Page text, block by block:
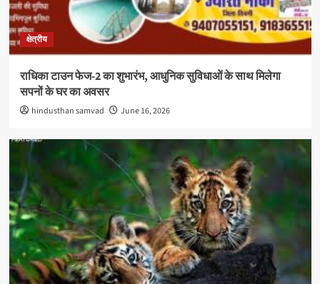
क्षेत्रीय
राधिका टाउन फेज-2 का शुभारंभ, आधुनिक सुविधाओं के साथ मिलेगा
सपनों के घर का अवसर
hindusthan samvad June 16, 2026